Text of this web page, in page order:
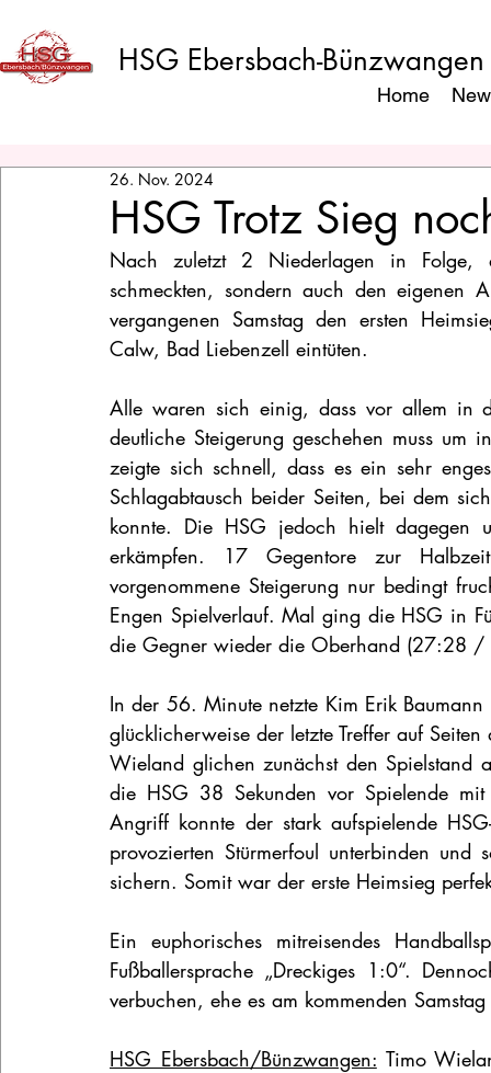
HSG Ebersbach-Bünzwangen
Home
HSG Trotz Sieg
26. Nov. 2024
Nach zuletzt 2 Niederlagen in Folge,
schmeckten, sondern auch den eigenen
vergangenen Samstag den ersten
Calw, Bad Liebenzell eintüten.
Alle waren sich einig, dass vor allem in
deutliche Steigerung geschehen muss
zeigte sich schnell, dass es ein sehr
Schlagabtausch beider Seiten, bei dem
konnte. Die HSG jedoch hielt dagegen
erkämpfen. 17 Gegentore zur
vorgenommene Steigerung nur bedingt
Engen Spielverlauf. Mal ging die HSG in
die Gegner wieder die Oberhand (27:28
In der 56. Minute netzte Kim Erik
glücklicherweise der letzte Treffer auf
Wieland glichen zunächst den Spielstand
die HSG 38 Sekunden vor Spielende
Angriff konnte der stark aufspielende
provozierten Stürmerfoul unterbinden
sichern. Somit war der erste Heimsieg
Ein euphorisches mitreisendes
Fußballersprache „Dreckiges 1:0“.
verbuchen, ehe es am kommenden
HSG Ebersbach/Bünzwangen: Timo